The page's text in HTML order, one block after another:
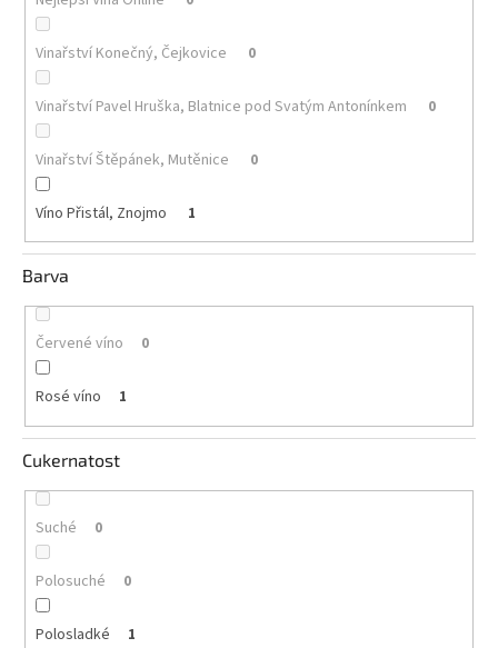
nabídka
Poslední
láhve
skladem
Cuvée
vína
Klarety
Vína
jakosti
Víno
podle
obsahu
balení
vína
Delikatesy
vínu
Vinařství Konečný, Čejkovice 0
Vinařství Pavel Hruška, Blatnice pod Svatým Antonínkem 0
Vinařství Štěpánek, Mutěnice 0
Víno Přistál, Znojmo 1
Barva
Červené víno 0
Rosé víno 1
Cukernatost
Suché 0
Polosuché 0
Polosladké 1